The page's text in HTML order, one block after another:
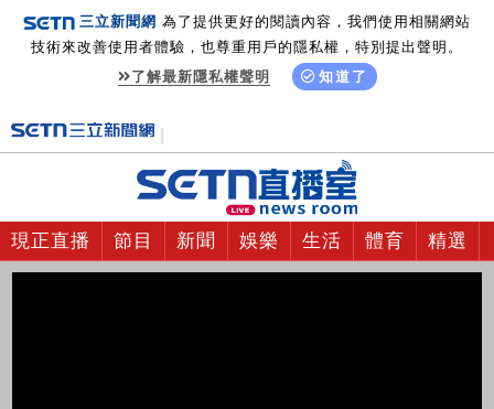
三立新聞網 為了提供更好的閱讀內容，我們使用相關網站
技術來改善使用者體驗，也尊重用戶的隱私權，特別提出聲明。
了解最新隱私權聲明
知道了
現正直播 節目 新聞 娛樂 生活 體育 精選